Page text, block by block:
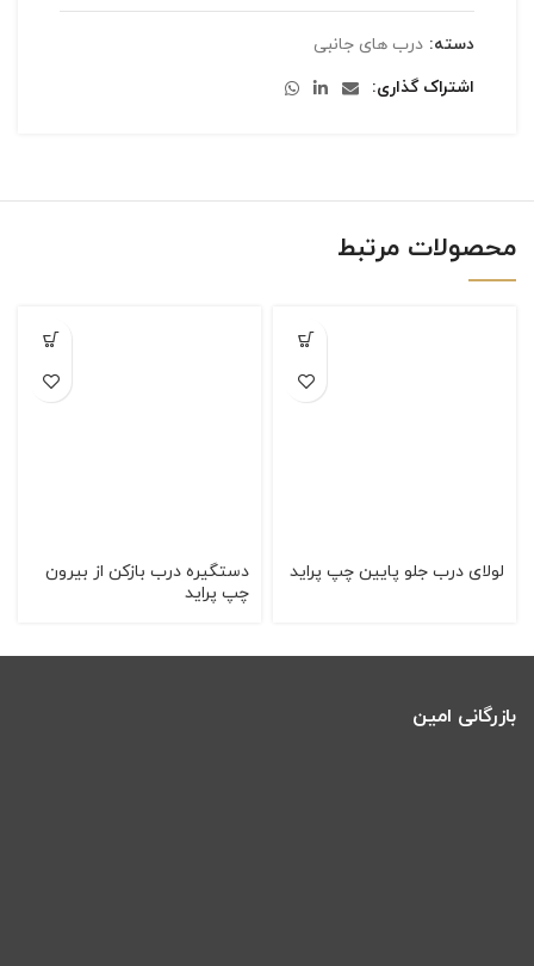
دسته: درب های جانبی
اشتراک گذاری
محصولات مرتبط
لولای درب جلو پایین چپ پراید
دستگیره درب بازکن از بیرون
چپ پراید
بازرگانی امین